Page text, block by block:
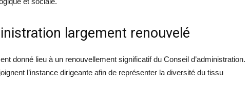
largement renouvelé
donné lieu à un renouvellement significatif du Conseil d’administration.
l’instance dirigeante afin de représenter la diversité du tissu